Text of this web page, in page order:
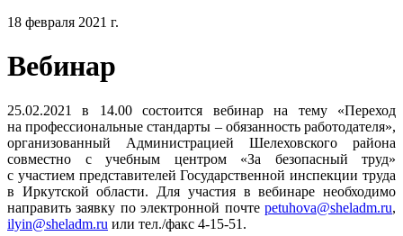
18 февраля 2021 г.
Вебинар
25.02.2021 в 14.00 состоится вебинар на тему «Переход
на профессиональные стандарты – обязанность работодателя»,
организованный Администрацией Шелеховского района
совместно с учебным центром «За безопасный труд»
с участием представителей Государственной инспекции труда
в Иркутской области. Для участия в вебинаре необходимо
направить заявку по электронной почте petuhova@sheladm.ru,
ilyin@sheladm.ru или тел./факс 4-15-51.